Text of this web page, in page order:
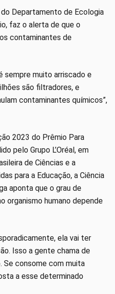
Departamento de Ecologia
faz o alerta de que o
contaminantes de
sempre muito arriscado e
são filtradores, e
contaminantes químicos”,
2023 do Prêmio Para
pelo Grupo L’Oréal, em
de Ciências e a
para a Educação, a Ciência
aponta que o grau de
organismo humano depende
ela vai ter
Isso a gente chama de
Se consome com muita
a esse determinado